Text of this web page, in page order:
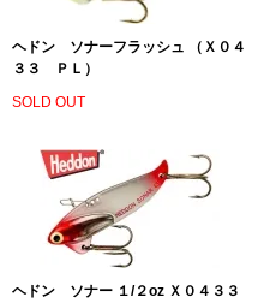
ヘドン ソナーフラッシュ （Ｘ０４
３３ ＰＬ）
SOLD OUT
ヘドン ソナー １/２oz Ｘ０４３３